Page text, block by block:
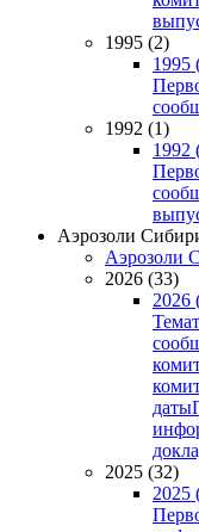
1995 (2)
1995
1992 (1)
1992
Аэрозоли
Аэрозоли
2026 (33)
2026
даты
2025 (32)
2025